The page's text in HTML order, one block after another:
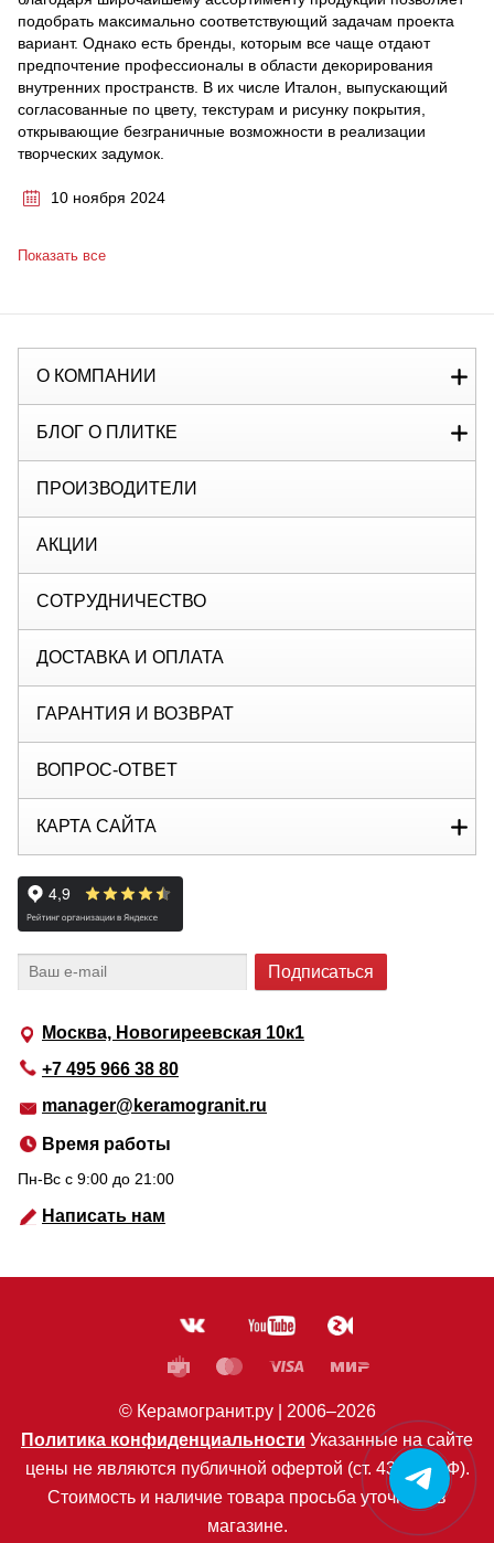
подобрать максимально соответствующий задачам проекта
вариант. Однако есть бренды, которым все чаще отдают
предпочтение профессионалы в области декорирования
внутренних пространств. В их числе Италон, выпускающий
согласованные по цвету, текстурам и рисунку покрытия,
открывающие безграничные возможности в реализации
творческих задумок.
10 ноября 2024
Показать все
Москва, Новогиреевская 10к1
+7 495 966 38 80
manager@keramogranit.ru
Время работы
Пн-Вс c 9:00 до 21:00
Написать нам
О КОМПАНИИ
БЛОГ О ПЛИТКЕ
ПРОИЗВОДИТЕЛИ
АКЦИИ
СОТРУДНИЧЕСТВО
ДОСТАВКА И ОПЛАТА
ГАРАНТИЯ И ВОЗВРАТ
ВОПРОС-ОТВЕТ
КАРТА САЙТА
© Керамогранит.ру | 2006–2026
Политика конфиденциальности Указанные на сайте
цены не являются публичной офертой (ст. 435 ГК РФ).
Стоимость и наличие товара просьба уточнять в
магазине.